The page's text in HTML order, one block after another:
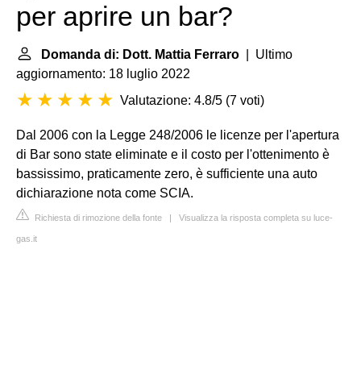
per aprire un bar?
Domanda di: Dott. Mattia Ferraro | Ultimo
aggiornamento: 18 luglio 2022
Valutazione: 4.8/5 (7 voti)
Dal 2006 con la Legge 248/2006 le licenze per l'apertura
di Bar sono state eliminate e il costo per l'ottenimento è
bassissimo, praticamente zero, è sufficiente una auto
dichiarazione nota come SCIA.
Richiesta di rimozione della fonte | Visualizza la risposta completa su luce-
gas.it